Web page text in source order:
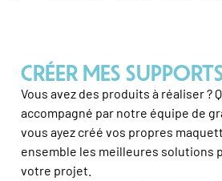
CRÉER MES
Vous avez des produits à réaliser ?
accompagné par notre équipe de
vous ayez créé vos propres
ensemble les meilleures solutions
votre projet.